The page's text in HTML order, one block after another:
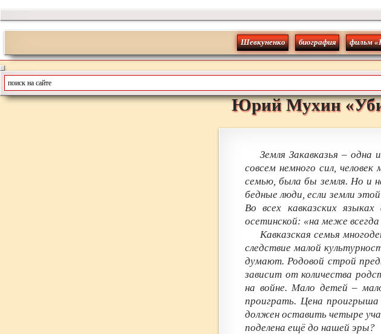
Шевкуненко биография фильм
Юрий Мухин«
Земля Закавказья –
совсем немного сил,
семью, была бы земля. Но и
бедные люди, если земли
Во всех кавказских языках
осетинской: «на меже
Кавказская семья
следствие малой
думают. Родовой строй
зависит от количества
на войне. Мало детей –
проиграть. Цена
должен оставить четыре
поделена ещё до нашей эры?